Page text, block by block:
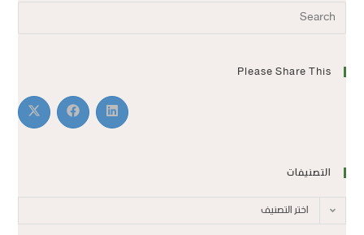
Please Share This
التصنيفات
اختر التصنيف